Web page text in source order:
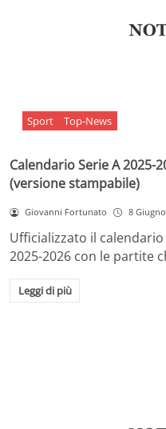
Sport Top-News
Calendario Serie A 2025-
(versione stampabile)
Giovanni Fortunato 8
Ufficializzato il
2025-2026 con le partite
Leggi di più